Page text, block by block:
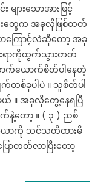
ျားသောအားဖြင့်
တွေက အခုလိုဖြစ်တတ်
ာကြောင့်လဲဆိုတော့ အခု
းရာကိုထွက်သွားတတ်
က်ယောက်စိတ်ပါနေတဲ့
တစ်ခုပါပဲ ။ သူစိတ်ပါ
ယ် ။ အခုလိုတွေ့နေရပြီ
တော့ ။ ( ၃ ) ညစ်
ယာကို သင်သတိထားမိ
ာတတ်လာပြီးတော့